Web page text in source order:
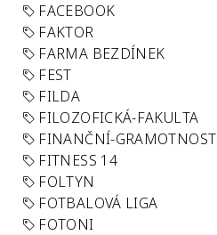
FACEBOOK
FAKTOR
FARMA BEZDÍNEK
FEST
FILDA
FILOZOFICKÁ-FAKULTA
FINANČNÍ-GRAMOTNOST
FITNESS 14
FOLTYN
FOTBALOVÁ LIGA
FOTONI